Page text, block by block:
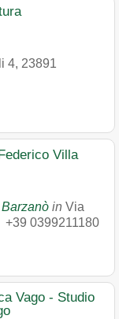
4, 23891
Villa
in Via
+39 0399211180
Vago - Studio